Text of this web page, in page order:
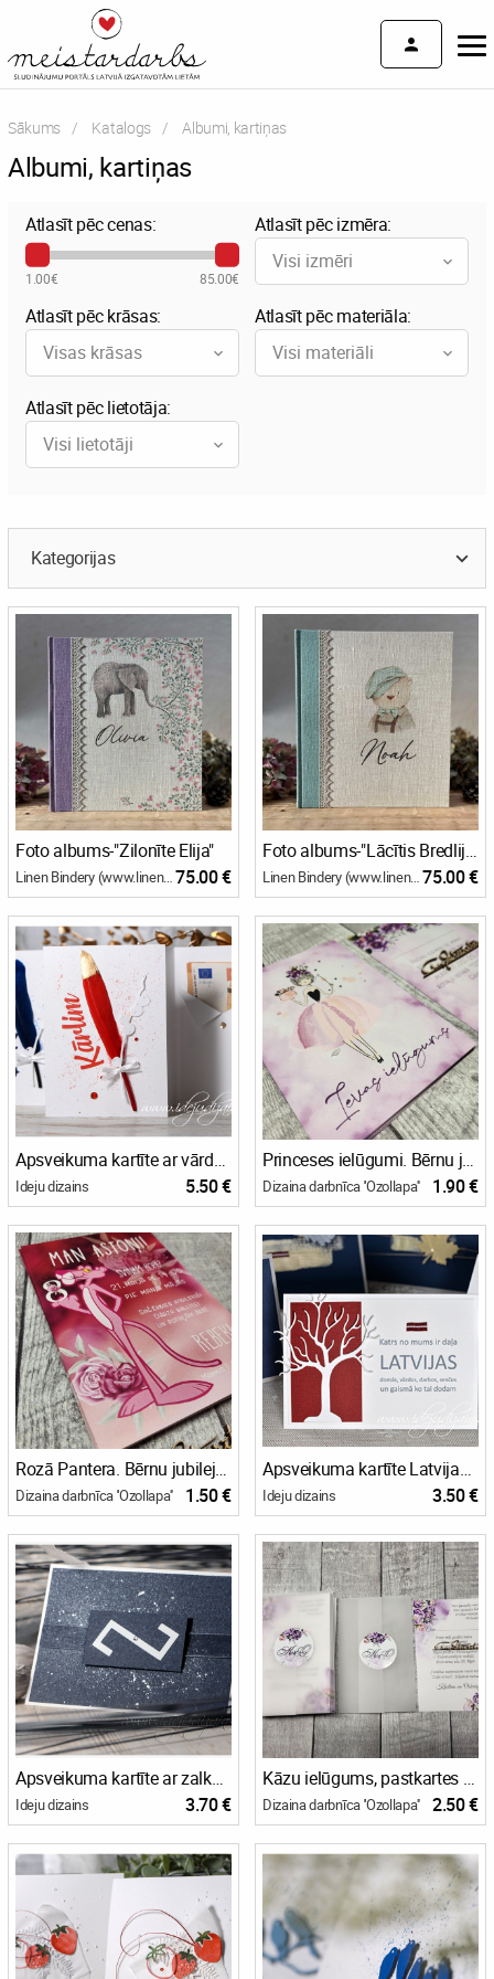
Sākums Katalogs Current:
Albumi, kartiņas
Albumi, kartiņas
Atlasīt pēc cenas:
1.00€ 85.00€
Atlasīt pēc izmēra:
Visi izmēri
Atlasīt pēc krāsas:
Visas krāsas
Atlasīt pēc materiāla:
Visi materiāli
Atlasīt pēc lietotāja:
Visi lietotāji
Kategorijas
Foto albums-"Zilonīte Elija"
Linen Bindery (www.linenbindery.com) 75.00 €
Foto albums-"Lācītis Bredlijs"
Linen Bindery (www.linenbindery.com) 75.00 €
Apsveikuma kartīte ar vārdu un kabatiņu
Ideju dizains 5.50 €
Princeses ielūgumi. Bērnu jubilejas ielūgums, pastkartes tipa
Dizaina darbnīca ''Ozollapa'' 1.90 €
Rozā Pantera. Bērnu jubilejas ielūgums, pastkartes tipa
Dizaina darbnīca ''Ozollapa'' 1.50 €
Apsveikuma kartīte Latvijas svētkiem
Ideju dizains 3.50 €
Apsveikuma kartīte ar zalkša zīmi
Ideju dizains 3.70 €
Kāzu ielūgums, pastkartes tipa
Dizaina darbnīca ''Ozollapa'' 2.50 €